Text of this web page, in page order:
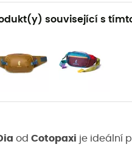
související s
od Cotopaxi je ideální